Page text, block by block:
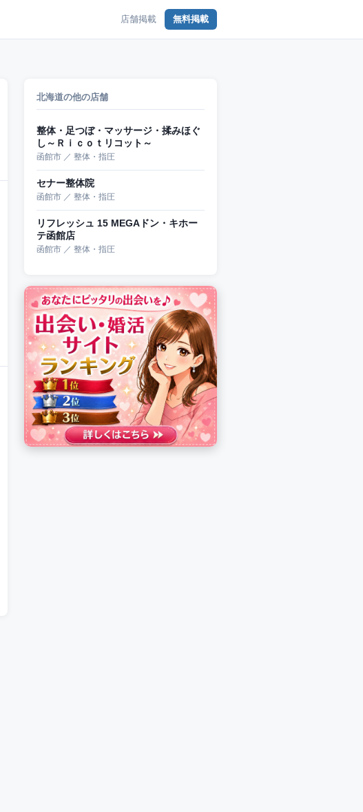
店舗掲載 無料掲載
北海道の他の店舗
整体・足つぼ・マッサージ・揉みほぐ
し～Ｒｉｃｏｔリコット～
函館市 ／ 整体・指圧
セナー整体院
函館市 ／ 整体・指圧
リフレッシュ 15 MEGAドン・キホー
テ函館店
函館市 ／ 整体・指圧